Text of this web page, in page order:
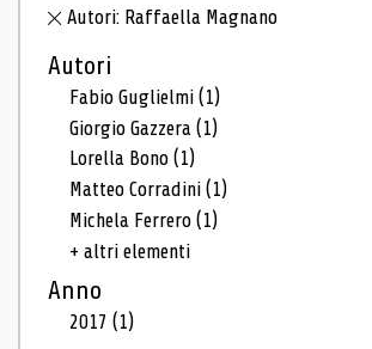
Autori: Raffaella Magnano
Autori
Fabio Guglielmi(1)
Giorgio Gazzera(1)
Lorella Bono(1)
Matteo Corradini(1)
Michela Ferrero(1)
+ altri elementi
Anno
2017(1)